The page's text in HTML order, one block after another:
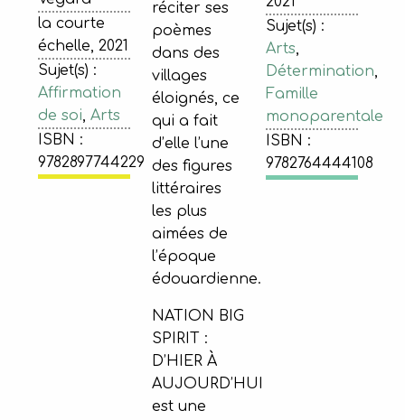
la courte
échelle, 2021
Sujet(s) :
Affirmation
de soi, Arts
ISBN :
9782897744229
réciter ses
poèmes
dans des
villages
éloignés, ce
qui a fait
d’elle l’une
des figures
littéraires
les plus
aimées de
l’époque
édouardienne.
NATION BIG
SPIRIT :
D’HIER À
AUJOURD’HUI
est une
Sujet(s) :
Arts,
Détermination,
Famille
monoparentale
ISBN :
9782764444108